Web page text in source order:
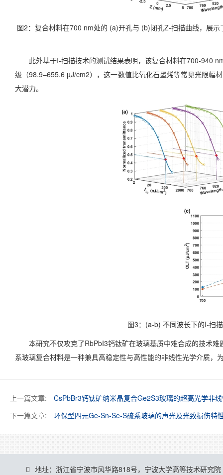
图2：复合材料在700 nm处的 (a)开孔与 (b)闭孔Z-扫描曲线，展
此外基于I-扫描技术的测试结果表明，该复合材料在700-940
级（98.9–655.6 µJ/cm2），这一数值比氧化石墨烯等常见光限幅
大潜力。
图3：(a-b) 不同波长下的I-扫
本研究不仅攻克了RbPbI3钙钛矿在玻璃基质中难合成的技术难
系玻璃复合材料是一种兼具高稳定性与高性能的非线性光学介质
上一篇文章:
CsPbBr3钙钛矿纳米晶复合Ge2S3玻璃的超高光学非
下一篇文章:
环保型四元Ge-Sn-Se-S硫系玻璃的声光及光致损伤特
地址：浙江省宁波市风华路818号，宁波大学高等技术研究院